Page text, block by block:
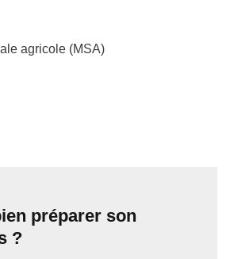
agricole (MSA)
préparer son
?